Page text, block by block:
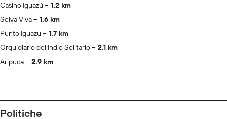
Casino Iguazú
1.2 km
Selva Viva
1.6 km
Punto Iguazu
1.7 km
Orquidiario del Indio Solitario
2.1 km
Aripuca
2.9 km
Politiche